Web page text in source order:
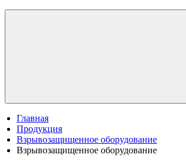
Главная
Продукция
Взрывозащищенное оборудование
Взрывозащищенное оборудование